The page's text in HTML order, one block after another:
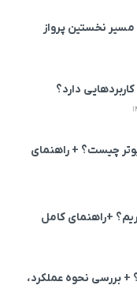
چیست؟ + راهنمای
+راهنمای کامل
بررسی نحوه عملکرد،